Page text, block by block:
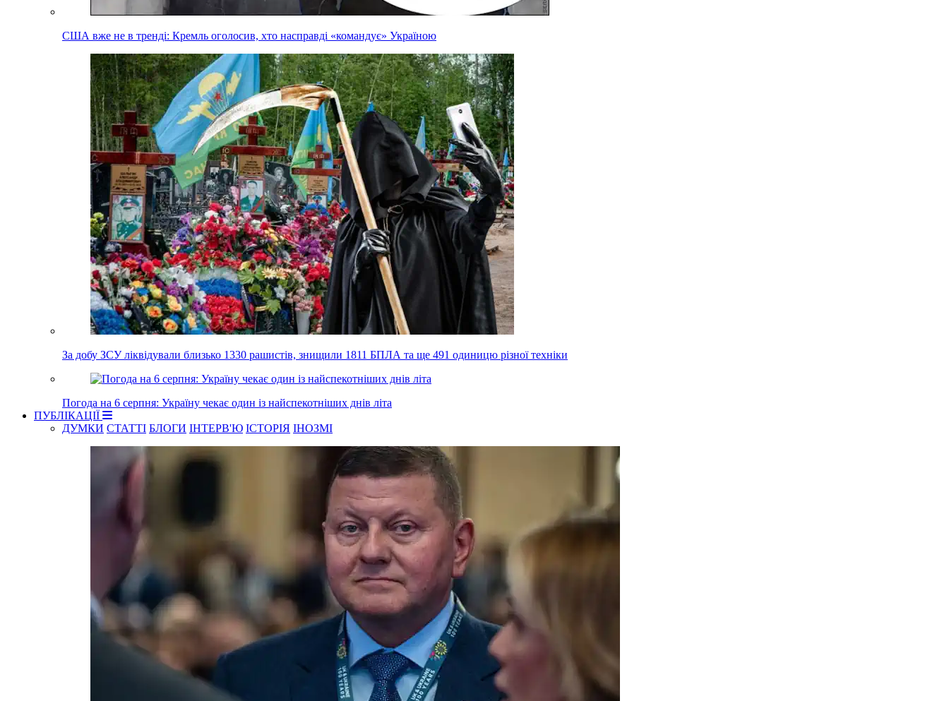
США вже не в тренді: Кремль оголосив, хто насправді «командує» Україною
За добу ЗСУ ліквідували близько 1330 рашистів, знищили 1811 БПЛА та ще 491 одиницю різної техніки
Погода на 6 серпня: Україну чекає один із найспекотніших днів літа
ПУБЛІКАЦІЇ
ДУМКИ СТАТТІ БЛОГИ ІНТЕРВ'Ю ІСТОРІЯ ІНОЗМІ